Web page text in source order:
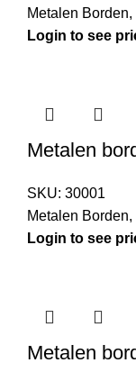
Metalen Borden,
Login to see
Metalen
SKU: 30001
Metalen Borden,
Login to see
Metalen